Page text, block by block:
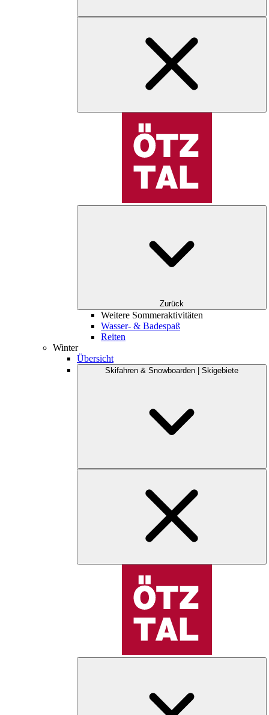
Zurück
Weitere Sommeraktivitäten
Wasser- & Badespaß
Reiten
Winter
Übersicht
Skifahren & Snowboarden | Skigebiete